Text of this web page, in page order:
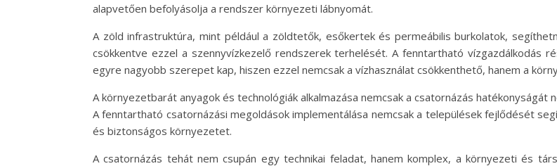
alapvetően befolyásolja a rendszer környezeti lábnyomát.
A zöld infrastruktúra, mint például a zöldtetők, esőkertek és permeábilis burkolatok,
csökkentve ezzel a szennyvízkezelő rendszerek terhelését. A fenntartható vízgazdálkodás
egyre nagyobb szerepet kap, hiszen ezzel nemcsak a vízhasználat csökkenthető, hanem a
A környezetbarát anyagok és technológiák alkalmazása nemcsak a csatornázás hatékonyságát
A fenntartható csatornázási megoldások implementálása nemcsak a települések fejlődését
és biztonságos környezetet.
A csatornázás tehát nem csupán egy technikai feladat, hanem komplex, a környezeti és